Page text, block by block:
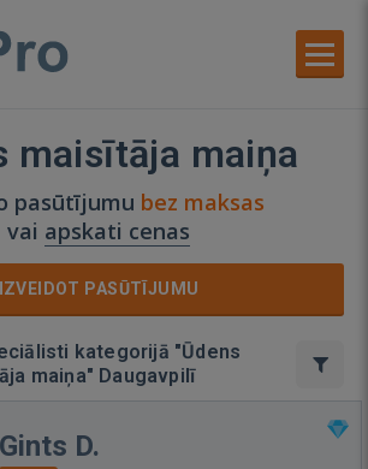
maisītāja maiņa
pasūtījumu bez maksas
vai apskati cenas
IZVEIDOT PASŪTĪJUMU
kategorijā "Ūdens
maiņa" Daugavpilī
Gints D.